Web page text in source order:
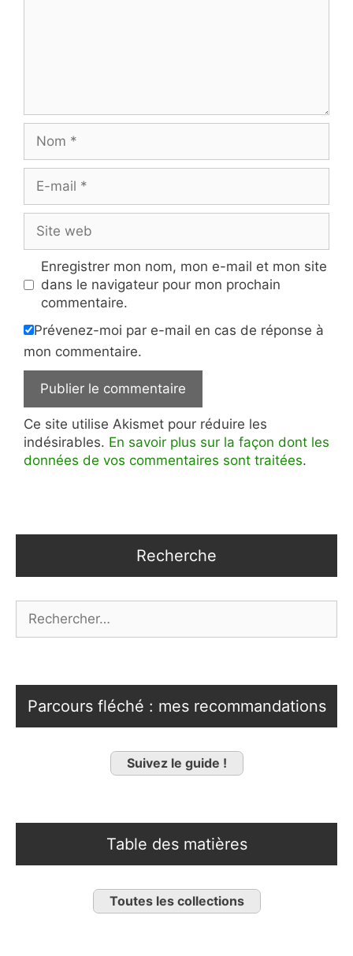
mail
web
Enregistrer mon nom, mon e-mail et mon site
dans le navigateur pour mon prochain
commentaire.
Prévenez-moi par e-mail en cas de réponse à
mon commentaire.
Ce site utilise Akismet pour réduire les
indésirables. En savoir plus sur la façon dont les
données de vos commentaires sont traitées.
Recherche
Parcours fléché : mes recommandations
Suivez le guide !
Table des matières
Toutes les collections